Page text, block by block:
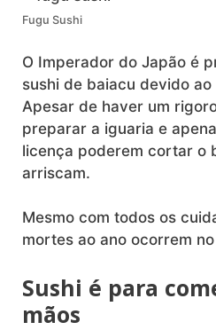
Fugu Sushi
O Imperador do Japão é
sushi de baiacu devido
Apesar de haver um
preparar a iguaria e
licença poderem cortar o
arriscam.
Mesmo com todos os
mortes ao ano ocorrem
Sushi é para
mãos